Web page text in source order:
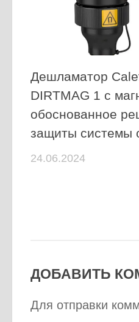
Дешламатор
DIRTMAG 1 с
обоснованное
защиты системы
24.06.2024
ДОБАВИТЬ
Для отправки